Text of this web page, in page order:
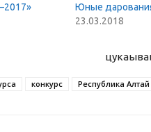
Юные
23.03.2018
цукаыва
конкурс Республика Алтай